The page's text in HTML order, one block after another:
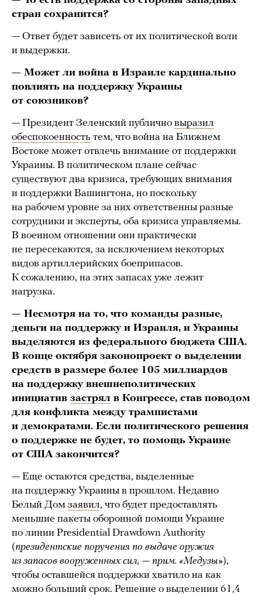
стран сохранится?
— Ответ будет зависеть от их политической воли
и выдержки.
— Может ли война в Израиле кардинально
повлиять на поддержку Украины
от союзников?
— Президент Зеленский публично выразил
обеспокоенность тем, что война на Ближнем
Востоке может отвлечь внимание от поддержки
Украины. В политическом плане сейчас
существуют два кризиса, требующих внимания
и поддержки Вашингтона, но поскольку
на рабочем уровне за них ответственны разные
сотрудники и эксперты, оба кризиса управляемы.
В военном отношении они практически
не пересекаются, за исключением некоторых
видов артиллерийских боеприпасов.
К сожалению, на этих запасах уже лежит
нагрузка.
— Несмотря на то, что команды разные,
деньги на поддержку и Израиля, и Украины
выделяются из федерального бюджета США.
В конце октября законопроект о выделении
средств в размере более 105 миллиардов
на поддержку внешнеполитических
инициатив застрял в Конгрессе, став поводом
для конфликта между трампистами
и демократами. Если политического решения
о поддержке не будет, то помощь Украине
от США закончится?
— Еще остаются средства, выделенные
на поддержку Украины в прошлом. Недавно
Белый Дом заявил, что будет предоставлять
меньшие пакеты оборонной помощи Украине
по линии Presidential Drawdown Authority
(президентские поручения по выдаче оружия
из запасов вооруженных сил, — прим. «Медузы»),
чтобы оставшейся поддержки хватило на как
можно больший срок. Решение о выделении 61,4